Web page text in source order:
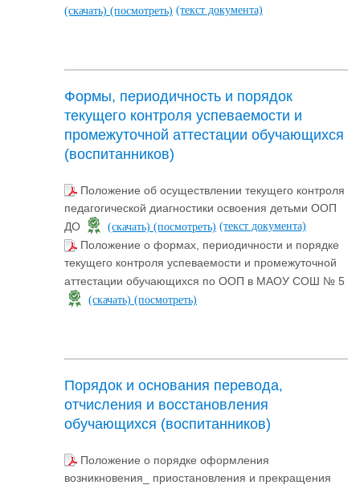
(скачать) (посмотреть) (текст документа)
Формы, периодичность и порядок
текущего контроля успеваемости и
промежуточной аттестации обучающихся
(воспитанников)
Положение об осуществлении текущего контроля
педагогической диагностики освоения детьми ООП
ДО
(скачать) (посмотреть) (текст документа)
Положение о формах, периодичности и порядке
текущего контроля успеваемости и промежуточной
аттестации обучающихся по ООП в МАОУ СОШ № 5
(скачать) (посмотреть)
Порядок и основания перевода,
отчисления и восстановления
обучающихся (воспитанников)
Положение о порядке оформления
возникновения_ приостановления и прекращения